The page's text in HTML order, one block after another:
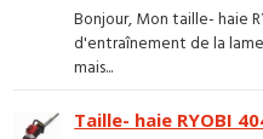
Bonjour, Mon taille- haie
d'entraînement de la
mais...
Taille- haie RYOBI